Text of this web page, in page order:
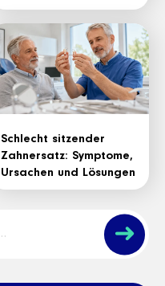
➜
Schlecht sitzender
Zahnersatz: Symptome,
Ursachen und Lösungen